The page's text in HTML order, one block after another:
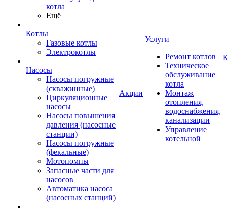
котла
Ещё
Котлы
Газовые котлы
Электрокотлы
Насосы
Насосы погружные
(скважинные)
Циркуляционные
насосы
Насосы повышения
давления (насосные
станции)
Насосы погружные
(фекальные)
Мотопомпы
Запасные части для
насосов
Автоматика насоса
(насосных станций)
Акции
Услуги
Ремонт котлов
Техническое
обслуживание
котла
Монтаж
отопления,
водоснабжения,
канализации
Управление
котельной